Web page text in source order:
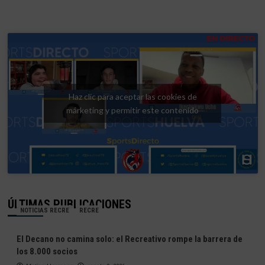
Haz clic para aceptar las cookies de
márketing y permitir este contenido
ÚLTIMAS PUBLICACIONES
NOTICIAS RECRE RECRE
El Decano no camina solo: el Recreativo rompe la barrera de
los 8.000 socios